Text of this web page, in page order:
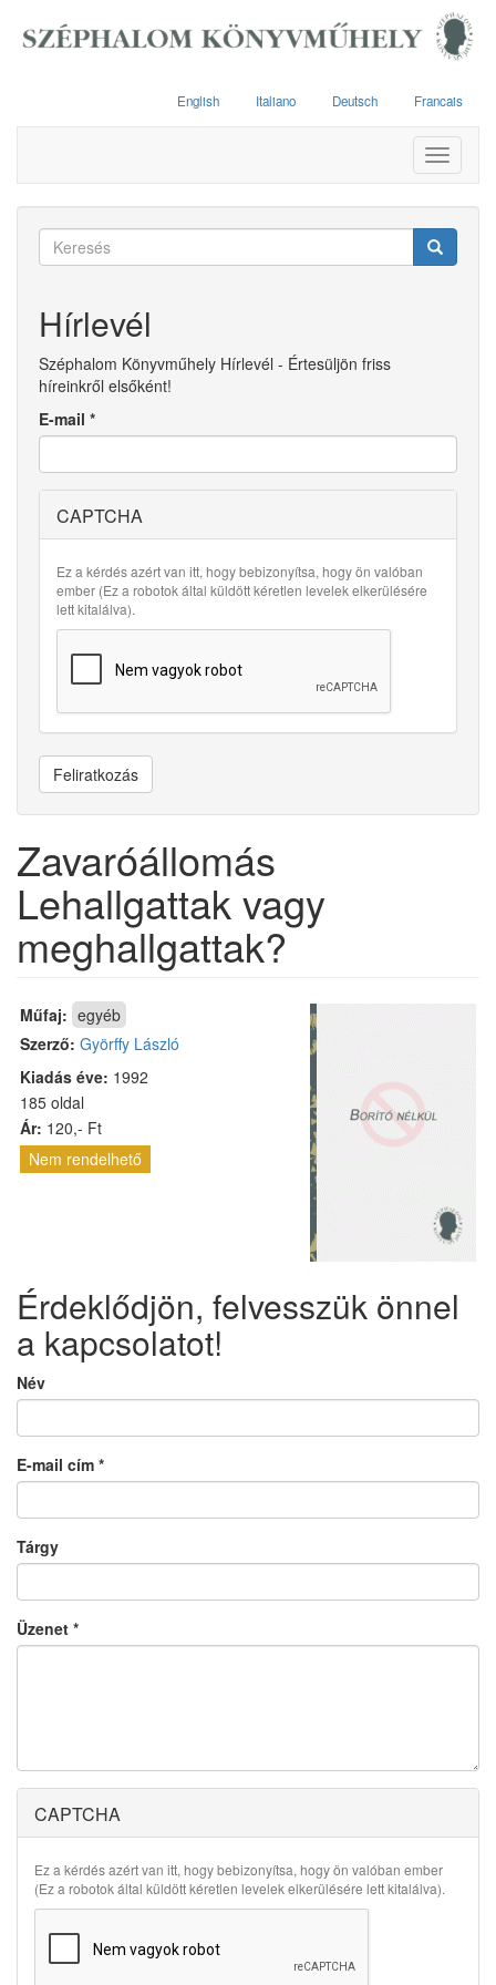
English Italiano Deutsch Francais
Toggle
Keresés
Hírlevél
Széphalom Könyvműhely Hírlevél - Értesüljön friss
híreinkről elsőként!
E-mail *
CAPTCHA
Ez a kérdés azért van itt, hogy bebizonyítsa, hogy ön valóban
ember (Ez a robotok által küldött kéretlen levelek elkerülésére
lett kitalálva).
Feliratkozás
Zavaróállomás
Lehallgattak vagy
meghallgattak?
Műfaj: egyéb
Szerző: Györffy László
Kiadás éve: 1992
185 oldal
Ár: 120,- Ft
Nem rendelhető
Érdeklődjön, felvesszük önnel
a kapcsolatot!
Név
E-mail cím *
Tárgy
Üzenet *
CAPTCHA
Ez a kérdés azért van itt, hogy bebizonyítsa, hogy ön valóban ember
(Ez a robotok által küldött kéretlen levelek elkerülésére lett kitalálva).